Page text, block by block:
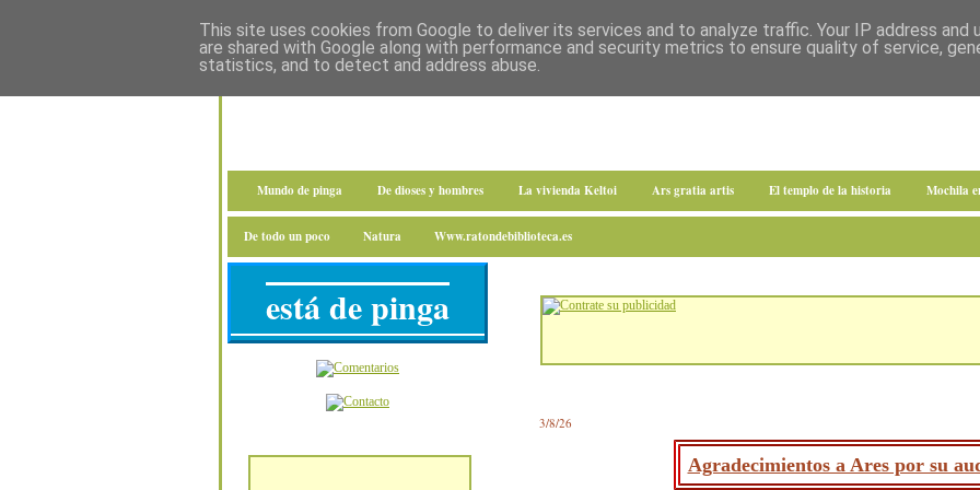
Mundo de pinga De dioses y hombres La vivienda Keltoi Ars gratia artis El templo de la historia Mochila
De todo un poco Natura Www.ratondebiblioteca.es
3/8/26
Agradecimientos a Ares por su
está de pinga
This site uses cookies from Google to deliver its services and to analyze traffic. Your IP address and
are shared with Google along with performance and security metrics to ensure quality of service,
statistics, and to detect and address abuse.